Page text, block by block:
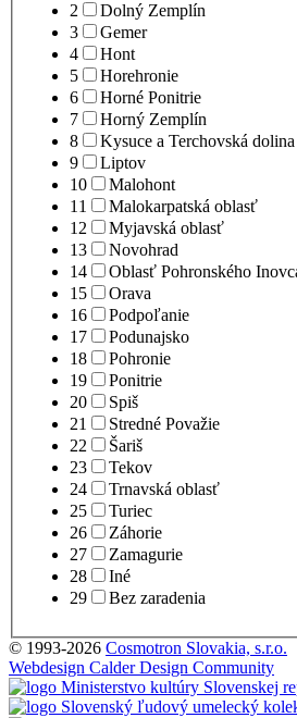
2
Dolný Zemplín
3
Gemer
4
Hont
5
Horehronie
6
Horné Ponitrie
7
Horný Zemplín
8
Kysuce a Terchovská dolina
9
Liptov
10
Malohont
11
Malokarpatská oblasť
12
Myjavská oblasť
13
Novohrad
14
Oblasť Pohronského
15
Orava
16
Podpoľanie
17
Podunajsko
18
Pohronie
19
Ponitrie
20
Spiš
21
Stredné Považie
22
Šariš
23
Tekov
24
Trnavská oblasť
25
Turiec
26
Záhorie
27
Zamagurie
28
Iné
29
Bez zaradenia
© 1993-2026 Cosmotron Slovakia, s.r.o.
Webdesign Calder Design Community